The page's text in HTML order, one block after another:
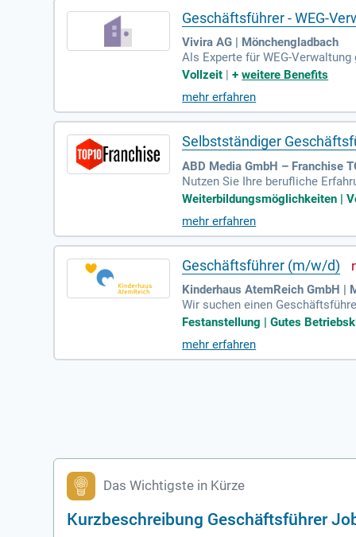
Geschäftsführer - WEG-
Vivira AG | Mönchengladbach
Als Experte für WEG-
dere der WEG-Reform. Ihre
äufe digitalisieren.
s (Casavi). Mit mindestens 6
Vollzeit |+weitere Benefits
mehr erfahren
Selbstständiger
ABD Media GmbH – Franchise
Nutzen Sie Ihre berufliche
dem bewährten Lizenzsystem
fitieren Sie von passiven
nalysen und arbeiten effizient
Weiterbildungsmöglichkeiten |
mehr erfahren
Geschäftsführer (m/w/d)
Kinderhaus AtemReich GmbH |
Wir suchen einen
e profitieren von einer
sziplinäres Team von über
den Gesellschaftern. Zu Ihren
es. Bewerben Sie sich jetzt und
Festanstellung | Gutes
mehr erfahren
Das Wichtigste in Kürze
Kurzbeschreibung Geschäftsführer